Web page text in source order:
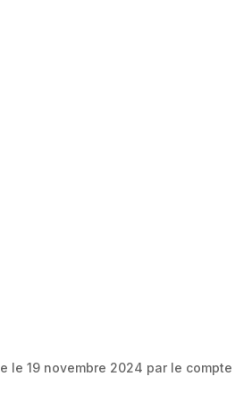
le 19 novembre 2024 par le compte